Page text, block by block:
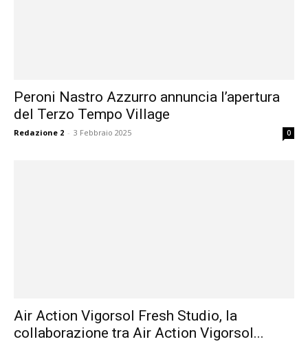
Peroni Nastro Azzurro annuncia l’apertura
del Terzo Tempo Village
Redazione 2 - 3 Febbraio 2025 0
Air Action Vigorsol Fresh Studio, la
collaborazione tra Air Action Vigorsol...